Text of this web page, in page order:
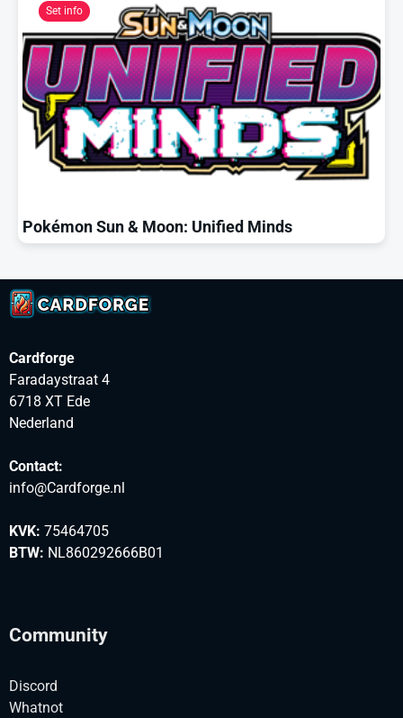
Set info
Pokémon Sun & Moon: Unified Minds
Cardforge
Faradaystraat 4
6718 XT Ede
Nederland
Contact:
info@Cardforge.nl
KVK: 75464705
BTW: NL860292666B01
Community
Discord
Whatnot